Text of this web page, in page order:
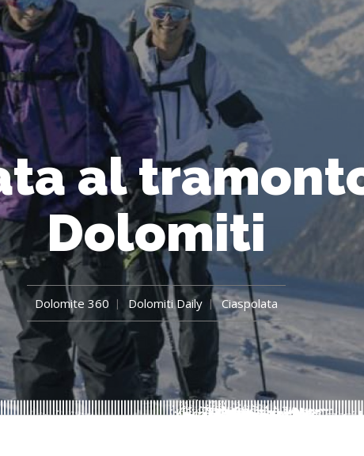
al
Dolomiti
Dolomite 360 Dolomiti Daily Ciaspolata